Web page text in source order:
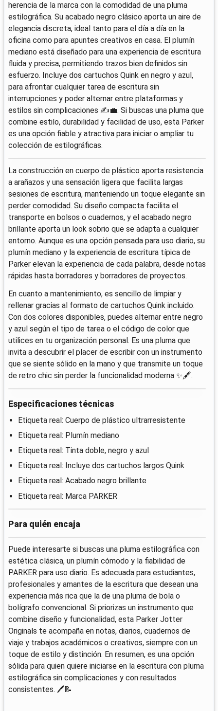
herencia de la marca con la comodidad de una pluma
estilográfica. Su acabado negro clásico aporta un aire de
elegancia discreta, ideal tanto para el día a día en la
oficina como para apuntes creativos en casa. El plumín
mediano está diseñado para una experiencia de escritura
fluida y precisa, permitiendo trazos bien definidos sin
esfuerzo. Incluye dos cartuchos Quink en negro y azul,
para afrontar cualquier tarea de escritura sin
interrupciones y poder alternar entre plataformas y
estilos sin complicaciones ✍️💼. Si buscas una pluma que
combine estilo, durabilidad y facilidad de uso, esta Parker
es una opción fiable y atractiva para iniciar o ampliar tu
colección de estilográficas.
La construcción en cuerpo de plástico aporta resistencia
a arañazos y una sensación ligera que facilita largas
sesiones de escritura, manteniendo un toque elegante sin
perder comodidad. Su diseño compacta facilita el
transporte en bolsos o cuadernos, y el acabado negro
brillante aporta un look sobrio que se adapta a cualquier
entorno. Aunque es una opción pensada para uso diario, su
plumín mediano y la experiencia de escritura típica de
Parker elevan la experiencia de cada palabra, desde notas
rápidas hasta borradores y borradores de proyectos.
En cuanto a mantenimiento, es sencillo de limpiar y
rellenar gracias al formato de cartuchos Quink incluido.
Con dos colores disponibles, puedes alternar entre negro
y azul según el tipo de tarea o el código de color que
utilices en tu organización personal. Es una pluma que
invita a descubrir el placer de escribir con un instrumento
que se siente sólido en la mano y que transmite un toque
de retro chic sin perder la funcionalidad moderna ✨🖋️.
Especificaciones técnicas
Etiqueta real: Cuerpo de plástico ultrarresistente
Etiqueta real: Plumín mediano
Etiqueta real: Tinta doble, negro y azul
Etiqueta real: Incluye dos cartuchos largos Quink
Etiqueta real: Acabado negro brillante
Etiqueta real: Marca PARKER
Para quién encaja
Puede interesarte si buscas una pluma estilográfica con
estética clásica, un plumín cómodo y la fiabilidad de
PARKER para uso diario. Es adecuada para estudiantes,
profesionales y amantes de la escritura que desean una
experiencia más rica que la de una pluma de bola o
bolígrafo convencional. Si priorizas un instrumento que
combine diseño y funcionalidad, esta Parker Jotter
Originals te acompaña en notas, diarios, cuadernos de
viaje y trabajos académicos o creativos, siempre con un
toque de estilo y distinción. En resumen, es una opción
sólida para quien quiere iniciarse en la escritura con pluma
estilográfica sin complicaciones y con resultados
consistentes. 🖊️📝